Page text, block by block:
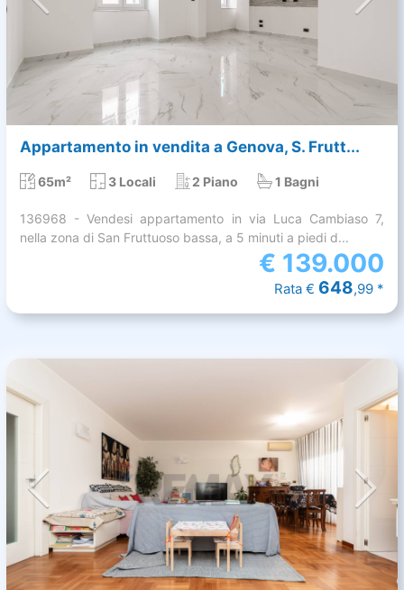
Appartamento in vendita a Genova, S. Frutt...
65m² 3 Locali 2 Piano 1 Bagni
136968 - Vendesi appartamento in via Luca Cambiaso 7,
nella zona di San Fruttuoso bassa, a 5 minuti a piedi d...
€ 139.000
Rata € 648,99 *